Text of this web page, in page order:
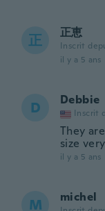
正 正恵
Inscrit
il y a 5 ans
D Debbie
Inscrit
They
size
il y a 5 ans
M michel